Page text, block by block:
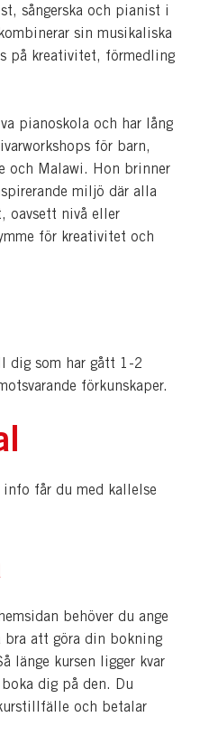
sångerska och pianist i
sin musikaliska
på kreativitet, förmedling
pianoskola och har lång
för barn,
och Malawi. Hon brinner
miljö där alla
oavsett nivå eller
för kreativitet och
dig som har gått 1-2
förkunskaper.
får du med kallelse
behöver du ange
bra att göra din bokning
länge kursen ligger kvar
dig på den. Du
och betalar